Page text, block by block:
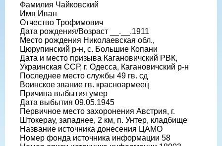
Фамилия Чайковский
Имя Иван
Отчество Трофимович
Дата рождения/Возраст __.__.1911
Место рождения Николаевская обл.,
Цюрупинский р-н, с. Большие Копани
Дата и место призыва Кагановичский РВК,
Украинская ССР, г. Одесса, Кагановичский р-н
Последнее место службы 49 гв. сд
Воинское звание гв. красноармеец
Причина выбытия умер
Дата выбытия 09.05.1945
Первичное место захоронения Австрия, г.
Штокерау, западнее, 2 км, п. Унтер, кладбище
Название источника донесения ЦАМО
Номер фонда источника информации 58